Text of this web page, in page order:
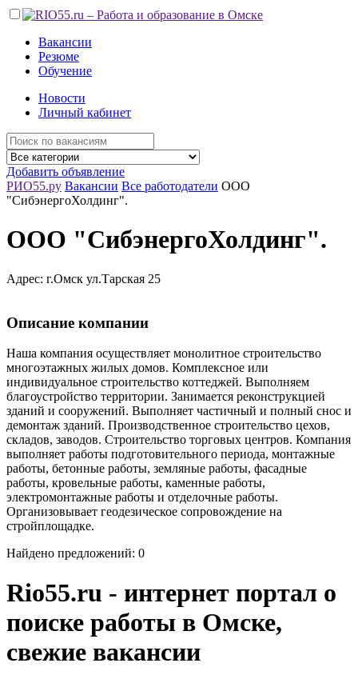
Вакансии
Резюме
Обучение
Новости
Личный кабинет
Добавить объявление
РИО55.ру Вакансии Все работодатели ООО
"СибэнергоХолдинг".
ООО "СибэнергоХолдинг".
Адрес: г.Омск ул.Тарская 25
Описание компании
Наша компания осуществляет монолитное строительство
многоэтажных жилых домов. Комплексное или
индивидуальное строительство коттеджей. Выполняем
благоустройство территории. Занимается реконструкцией
зданий и сооружений. Выполняет частичный и полный снос и
демонтаж зданий. Производственное строительство цехов,
складов, заводов. Строительство торговых центров. Компания
выполняет работы подготовительного периода, монтажные
работы, бетонные работы, земляные работы, фасадные
работы, кровельные работы, каменные работы,
электромонтажные работы и отделочные работы.
Организовывает геодезическое сопровождение на
стройплощадке.
Найдено предложений: 0
Rio55.ru - интернет портал о
поиске работы в Омске,
свежие вакансии